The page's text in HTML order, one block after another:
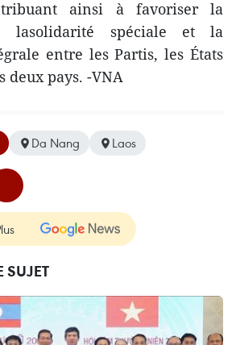
ainsi à favoriser la
lasolidarité spéciale et la
entre les Partis, les États
deux pays. -VNA
Da Nang Laos
SUJET